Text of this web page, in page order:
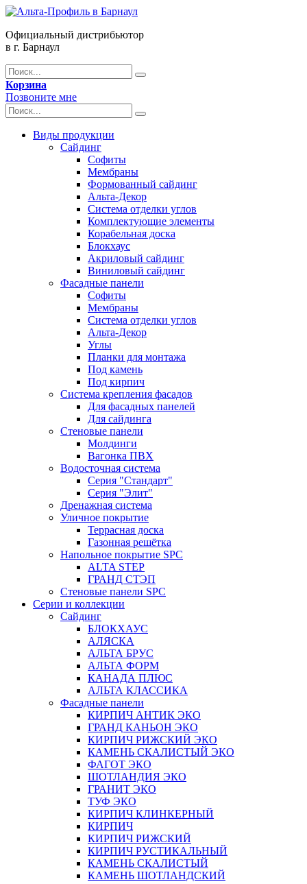
Официальный дистрибьютор
в г. Барнаул
Корзина
Позвоните мне
Виды продукции
Сайдинг
Софиты
Мембраны
Формованный сайдинг
Альта-Декор
Система отделки углов
Комплектующие элементы
Корабельная доска
Блокхаус
Акриловый сайдинг
Виниловый сайдинг
Фасадные панели
Софиты
Мембраны
Система отделки углов
Альта-Декор
Углы
Планки для монтажа
Под камень
Под кирпич
Система крепления фасадов
Для фасадных панелей
Для сайдинга
Стеновые панели
Молдинги
Вагонка ПВХ
Водосточная система
Серия "Стандарт"
Серия "Элит"
Дренажная система
Уличное покрытие
Террасная доска
Газонная решётка
Напольное покрытие SPC
ALTA STEP
ГРАНД СТЭП
Стеновые панели SPC
Серии и коллекции
Сайдинг
БЛОКХАУС
АЛЯСКА
АЛЬТА БРУС
АЛЬТА ФОРМ
КАНАДА ПЛЮС
АЛЬТА КЛАССИКА
Фасадные панели
КИРПИЧ АНТИК ЭКО
ГРАНД КАНЬОН ЭКО
КИРПИЧ РИЖСКИЙ ЭКО
КАМЕНЬ СКАЛИСТЫЙ ЭКО
ФАГОТ ЭКО
ШОТЛАНДИЯ ЭКО
ГРАНИТ ЭКО
ТУФ ЭКО
КИРПИЧ КЛИНКЕРНЫЙ
КИРПИЧ
КИРПИЧ РИЖСКИЙ
КИРПИЧ РУСТИКАЛЬНЫЙ
КАМЕНЬ СКАЛИСТЫЙ
КАМЕНЬ ШОТЛАНДСКИЙ